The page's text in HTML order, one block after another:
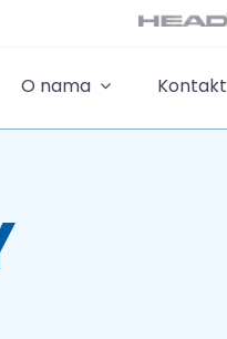
O nama Kontakt